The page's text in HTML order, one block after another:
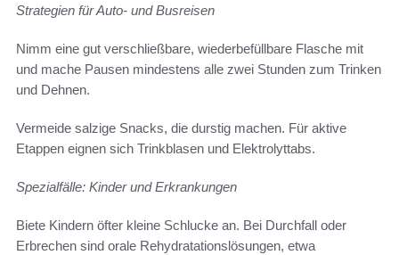
Strategien für Auto- und Busreisen
Nimm eine gut verschließbare, wiederbefüllbare Flasche mit
und mache Pausen mindestens alle zwei Stunden zum Trinken
und Dehnen.
Vermeide salzige Snacks, die durstig machen. Für aktive
Etappen eignen sich Trinkblasen und Elektrolyttabs.
Spezialfälle: Kinder und Erkrankungen
Biete Kindern öfter kleine Schlucke an. Bei Durchfall oder
Erbrechen sind orale Rehydratationslösungen, etwa